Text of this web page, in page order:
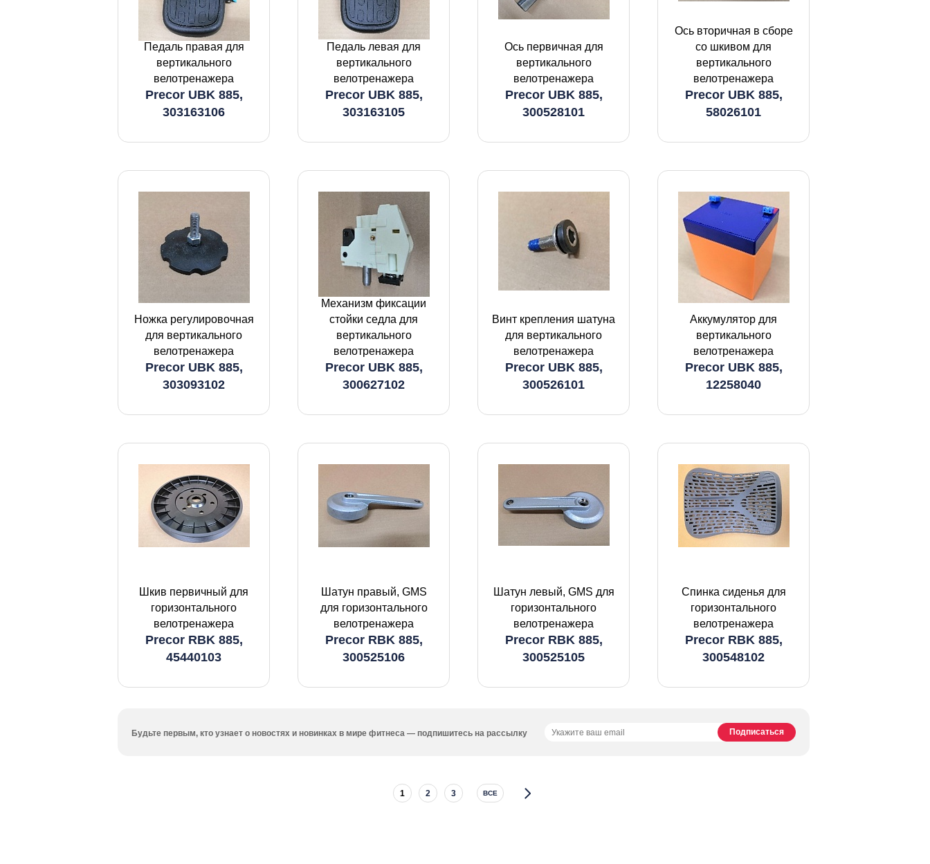
Педаль правая для
вертикального
велотренажера
Precor UBK 885,
303163106
Педаль левая для
вертикального
велотренажера
Precor UBK 885,
303163105
Ось первичная для
вертикального
велотренажера
Precor UBK 885,
300528101
Ось вторичная в сборе
со шкивом для
вертикального
велотренажера
Precor UBK 885,
58026101
Ножка регулировочная
для вертикального
велотренажера
Precor UBK 885,
303093102
Механизм фиксации
стойки седла для
вертикального
велотренажера
Precor UBK 885,
300627102
Винт крепления шатуна
для вертикального
велотренажера
Precor UBK 885,
300526101
Аккумулятор для
вертикального
велотренажера
Precor UBK 885,
12258040
Шкив первичный для
горизонтального
велотренажера
Precor RBK 885,
45440103
Шатун правый, GMS
для горизонтального
велотренажера
Precor RBK 885,
300525106
Шатун левый, GMS для
горизонтального
велотренажера
Precor RBK 885,
300525105
Спинка сиденья для
горизонтального
велотренажера
Precor RBK 885,
300548102
Будьте первым, кто узнает о новостях и новинках в мире фитнеса — подпишитесь на рассылку
1 2 3 ВСЕ